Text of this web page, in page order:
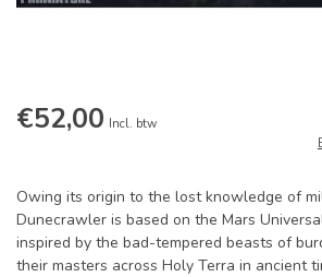
€52,00 Incl. btw
Owing its origin to the lost knowledge of
Dunecrawler is based on the Mars
inspired by the bad-tempered beasts of
their masters across Holy Terra in ancient